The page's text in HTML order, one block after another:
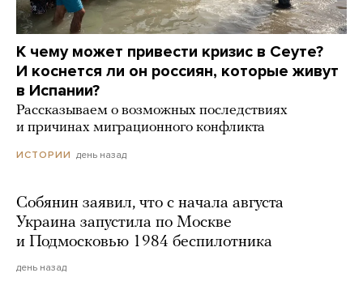
К чему может привести кризис в Сеуте?
И коснется ли он россиян, которые живут
в Испании?
Рассказываем о возможных последствиях
и причинах миграционного конфликта
ИСТОРИИ день назад
Собянин заявил, что с начала августа
Украина запустила по Москве
и Подмосковью 1984 беспилотника
день назад